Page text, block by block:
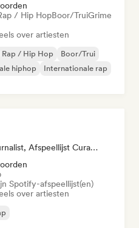
/ Hip HopBoor/TruiGrime
over artiesten
/ Hip Hop
Boor/Trui
hiphop
Internationale rap
Media Outlet/Journalist, Afspeellijst Curator
Spotify-afspeellijst(en)
over artiesten